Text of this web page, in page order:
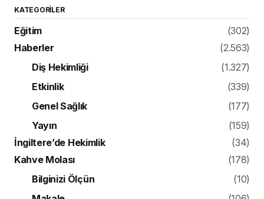
KATEGORILER
Eğitim
(302)
Haberler
(2.563)
Diş Hekimliği
(1.327)
Etkinlik
(339)
Genel Sağlık
(177)
Yayın
(159)
İngiltere’de Hekimlik
(34)
Kahve Molası
(178)
Bilginizi Ölçün
(10)